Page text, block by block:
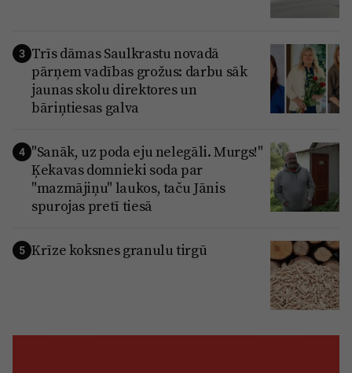
3 Trīs dāmas Saulkrastu novadā
pārņem vadības grožus: darbu sāk
jaunas skolu direktores un
bāriņtiesas galva
4 "Sanāk, uz poda eju nelegāli. Murgs!"
Ķekavas domnieki soda par
"mazmājiņu" laukos, taču Jānis
spurojas pretī tiesā
5 Krīze koksnes granulu tirgū